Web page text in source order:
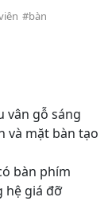
#bàn
vân gỗ sáng
và mặt bàn tạo
bàn phím
hệ giá đỡ